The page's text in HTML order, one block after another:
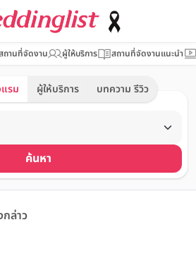
ถานที่จัดงาน ผู้ให้บริการ สถานที่จัดงานแนะนำ
รม ผู้ให้บริการ บทความ รีวิว
ค้นหา
ล่าว